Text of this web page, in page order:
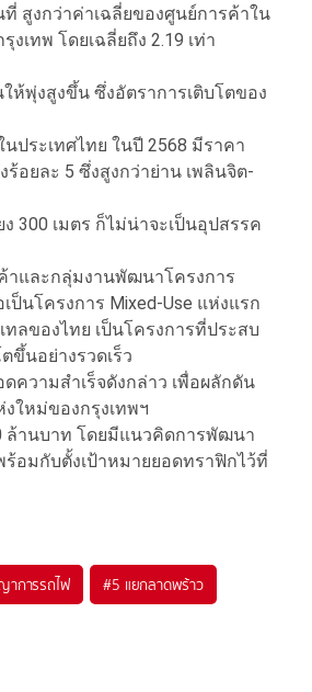
สูงกว่าค่าเฉลี่ยของศูนย์การค้าใน
เทพ โดยเฉลี่ยถึง 2.19 เท่า
ห้พุ่งสูงขึ้น ซึ่งอัตราการเติบโตของ
ระเทศไทย ในปี 2568 มีราคา
อยละ 5 ซึ่งสูงกว่าย่าน เพลินจิต-
300 เมตร ก็ไม่น่าจะเป็นอุปสรรค
และกลุ่มงานพัฒนาโครงการ
นโครงการ Mixed-Use แห่งแรก
ทลของไทย เป็นโครงการที่ประสบ
ขึ้นอย่างรวดเร็ว
ความสำเร็จดังกล่าว เพื่อผลักดัน
ใหม่ของกรุงเทพฯ
ล้านบาท โดยมีแนวคิดการพัฒนา
อมกับตั้งเป้าหมายยอดทราฟิกไว้ที่
การรถไฟ #5 แยกลาดพร้าว